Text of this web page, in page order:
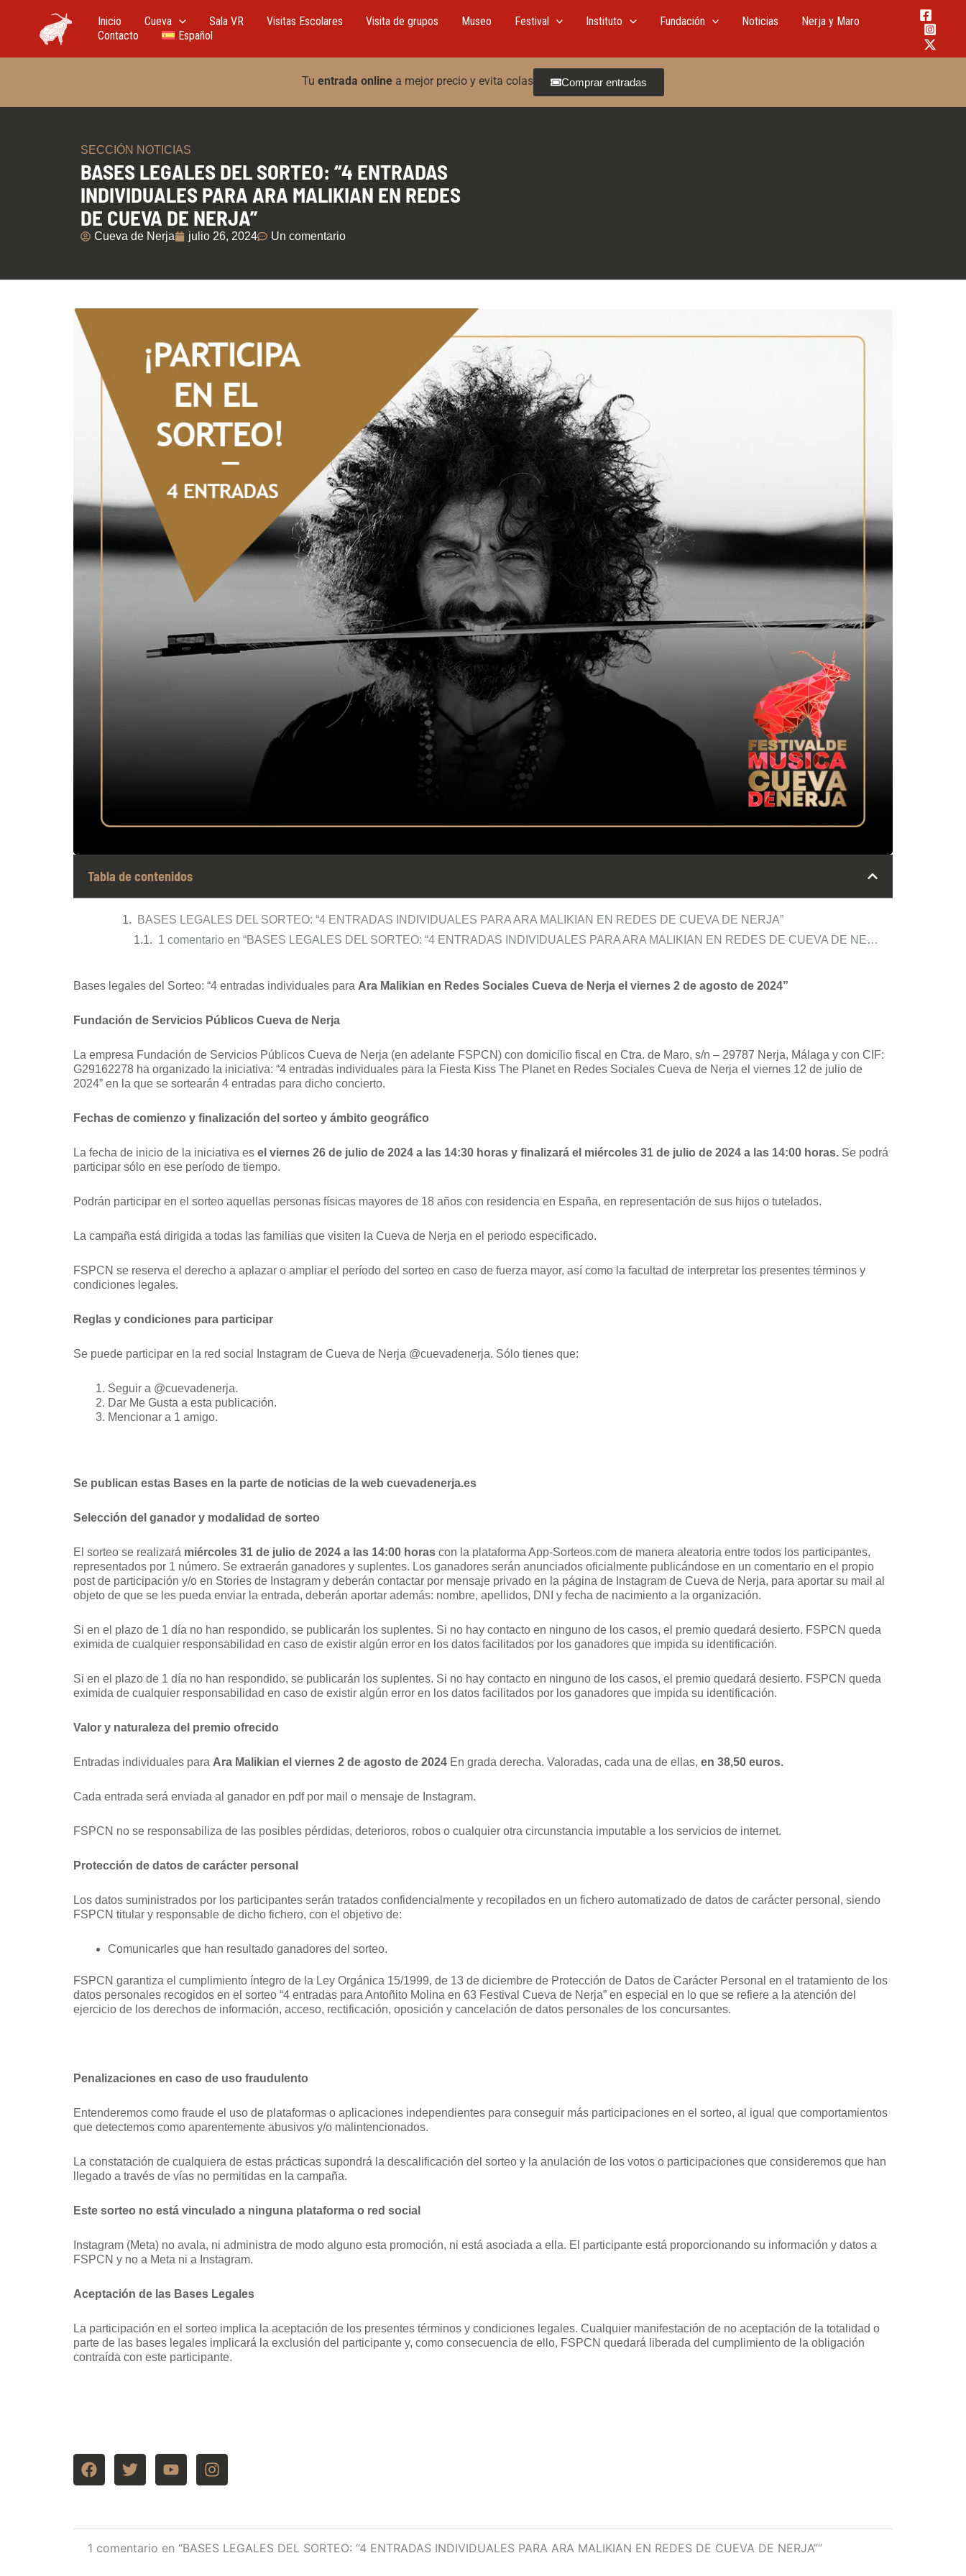
contenido
Inicio Cueva Sala VR Visitas Escolares Visita de grupos Museo Festival Instituto Fundación Noticias
Nerja y Maro
Contacto
Español
Tu entrada online a mejor precio y evita colas Comprar entradas
SECCIÓN NOTICIAS
BASES LEGALES DEL SORTEO: “4 ENTRADAS
INDIVIDUALES PARA ARA MALIKIAN EN REDES
DE CUEVA DE NERJA”
Cueva de Nerja julio 26, 2024 Un comentario
Tabla de contenidos
BASES LEGALES DEL SORTEO: “4 ENTRADAS INDIVIDUALES PARA ARA MALIKIAN EN REDES DE CUEVA DE NERJA”
1 comentario en “BASES LEGALES DEL SORTEO: “4 ENTRADAS INDIVIDUALES PARA ARA MALIKIAN EN REDES DE CUEVA DE NERJA””
Bases legales del Sorteo: “4 entradas individuales para Ara Malikian en Redes Sociales Cueva de Nerja el viernes 2 de agosto de 2024”
Fundación de Servicios Públicos Cueva de Nerja
La empresa Fundación de Servicios Públicos Cueva de Nerja (en adelante FSPCN) con domicilio fiscal en Ctra. de Maro, s/n – 29787 Nerja, Málaga y con CIF:
G29162278 ha organizado la iniciativa: “4 entradas individuales para la Fiesta Kiss The Planet en Redes Sociales Cueva de Nerja el viernes 12 de julio de
2024” en la que se sortearán 4 entradas para dicho concierto.
Fechas de comienzo y finalización del sorteo y ámbito geográfico
La fecha de inicio de la iniciativa es el viernes 26 de julio de 2024 a las 14:30 horas y finalizará el miércoles 31 de julio de 2024 a las 14:00 horas. Se podrá
participar sólo en ese período de tiempo.
Podrán participar en el sorteo aquellas personas físicas mayores de 18 años con residencia en España, en representación de sus hijos o tutelados.
La campaña está dirigida a todas las familias que visiten la Cueva de Nerja en el periodo especificado.
FSPCN se reserva el derecho a aplazar o ampliar el período del sorteo en caso de fuerza mayor, así como la facultad de interpretar los presentes términos y
condiciones legales.
Reglas y condiciones para participar
Se puede participar en la red social Instagram de Cueva de Nerja @cuevadenerja. Sólo tienes que:
Seguir a @cuevadenerja.
Dar Me Gusta a esta publicación.
Mencionar a 1 amigo.
Se publican estas Bases en la parte de noticias de la web cuevadenerja.es
Selección del ganador y modalidad de sorteo
El sorteo se realizará miércoles 31 de julio de 2024 a las 14:00 horas con la plataforma App-Sorteos.com de manera aleatoria entre todos los participantes,
representados por 1 número. Se extraerán ganadores y suplentes. Los ganadores serán anunciados oficialmente publicándose en un comentario en el propio
post de participación y/o en Stories de Instagram y deberán contactar por mensaje privado en la página de Instagram de Cueva de Nerja, para aportar su mail al
objeto de que se les pueda enviar la entrada, deberán aportar además: nombre, apellidos, DNI y fecha de nacimiento a la organización.
Si en el plazo de 1 día no han respondido, se publicarán los suplentes. Si no hay contacto en ninguno de los casos, el premio quedará desierto. FSPCN queda
eximida de cualquier responsabilidad en caso de existir algún error en los datos facilitados por los ganadores que impida su identificación.
Si en el plazo de 1 día no han respondido, se publicarán los suplentes. Si no hay contacto en ninguno de los casos, el premio quedará desierto. FSPCN queda
eximida de cualquier responsabilidad en caso de existir algún error en los datos facilitados por los ganadores que impida su identificación.
Valor y naturaleza del premio ofrecido
Entradas individuales para Ara Malikian el viernes 2 de agosto de 2024 En grada derecha. Valoradas, cada una de ellas, en 38,50 euros.
Cada entrada será enviada al ganador en pdf por mail o mensaje de Instagram.
FSPCN no se responsabiliza de las posibles pérdidas, deterioros, robos o cualquier otra circunstancia imputable a los servicios de internet.
Protección de datos de carácter personal
Los datos suministrados por los participantes serán tratados confidencialmente y recopilados en un fichero automatizado de datos de carácter personal, siendo
FSPCN titular y responsable de dicho fichero, con el objetivo de:
Comunicarles que han resultado ganadores del sorteo.
FSPCN garantiza el cumplimiento íntegro de la Ley Orgánica 15/1999, de 13 de diciembre de Protección de Datos de Carácter Personal en el tratamiento de los
datos personales recogidos en el sorteo “4 entradas para Antoñito Molina en 63 Festival Cueva de Nerja” en especial en lo que se refiere a la atención del
ejercicio de los derechos de información, acceso, rectificación, oposición y cancelación de datos personales de los concursantes.
Penalizaciones en caso de uso fraudulento
Entenderemos como fraude el uso de plataformas o aplicaciones independientes para conseguir más participaciones en el sorteo, al igual que comportamientos
que detectemos como aparentemente abusivos y/o malintencionados.
La constatación de cualquiera de estas prácticas supondrá la descalificación del sorteo y la anulación de los votos o participaciones que consideremos que han
llegado a través de vías no permitidas en la campaña.
Este sorteo no está vinculado a ninguna plataforma o red social
Instagram (Meta) no avala, ni administra de modo alguno esta promoción, ni está asociada a ella. El participante está proporcionando su información y datos a
FSPCN y no a Meta ni a Instagram.
Aceptación de las Bases Legales
La participación en el sorteo implica la aceptación de los presentes términos y condiciones legales. Cualquier manifestación de no aceptación de la totalidad o
parte de las bases legales implicará la exclusión del participante y, como consecuencia de ello, FSPCN quedará liberada del cumplimiento de la obligación
contraída con este participante.
F
a
b
o
o
T
w
t
e
r
Y
o
u
b
e
I
n
a
g
r
1 comentario en “BASES LEGALES DEL SORTEO: “4 ENTRADAS INDIVIDUALES PARA ARA MALIKIAN EN REDES DE CUEVA DE NERJA””